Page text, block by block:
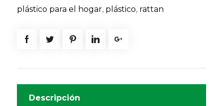
plástico para el hogar, plástico, rattan
Descripción